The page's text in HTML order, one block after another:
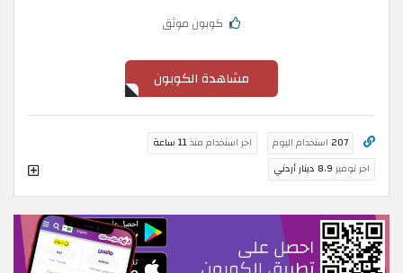
كوبون موثق
مشاهدة الكوبون
207 استخدام اليوم اخر استخدام منذ11 ساعة
اخر توفير 8.9 دينار أردني